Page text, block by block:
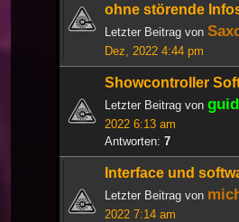
ohne störende
Letzter Beitrag von
Dez, 2022 4:44 pm
Showcontroller
Letzter Beitrag von
2022 6:13 am
Antworten: 7
Interface und
Letzter Beitrag von
2022 7:14 am